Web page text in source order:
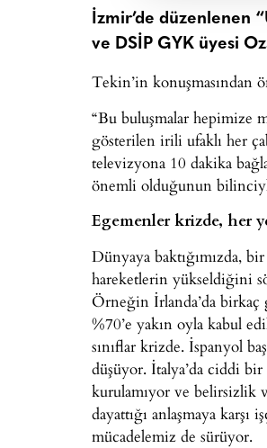
İzmir’de düzenlenen
ve DSİP GYK üyesi
Tekin’in konuşmasından
“Bu buluşmalar hepimize
gösterilen irili ufaklı her
televizyona 10 dakika
önemli olduğunun
Egemenler krizde, her
Dünyaya baktığımızda,
hareketlerin yükseldiğini
Örneğin İrlanda’da birkaç
%70’e yakın oyla kabul
sınıflar krizde. İspanyol
düşüyor. İtalya’da ciddi
kurulamıyor ve belirsizlik
dayattığı anlaşmaya
mücadelemiz de sürüyor.